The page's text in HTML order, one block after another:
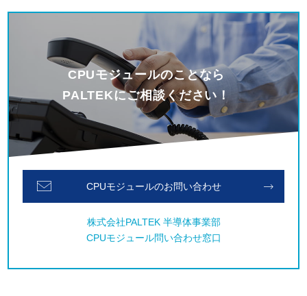
CPUモジュールのことなら
PALTEKにご相談ください！
CPUモジュールのお問い合わせ
株式会社PALTEK 半導体事業部
CPUモジュール問い合わせ窓口